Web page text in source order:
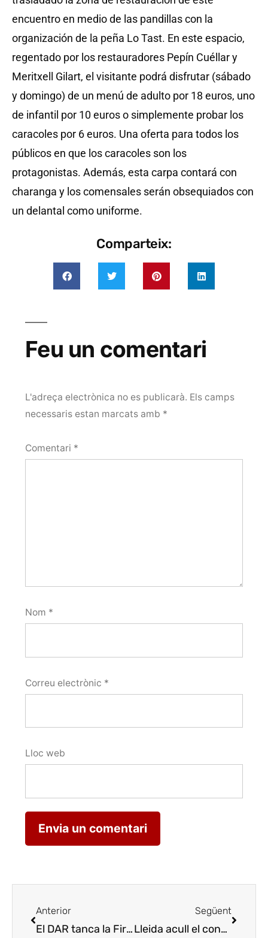
encuentro en medio de las pandillas con la
organización de la peña Lo Tast. En este espacio,
regentado por los restauradores Pepín Cuéllar y
Meritxell Gilart, el visitante podrá disfrutar (sábado
y domingo) de un menú de adulto por 18 euros, uno
de infantil por 10 euros o simplemente probar los
caracoles por 6 euros. Una oferta para todos los
públicos en que los caracoles son los
protagonistas. Además, esta carpa contará con
charanga y los comensales serán obsequiados con
un delantal como uniforme.
Comparteix:
Feu un comentari
L'adreça electrònica no es publicarà. Els camps
necessaris estan marcats amb *
Comentari *
Nom *
Correu electrònic *
Lloc web
Anterior
El DAR tanca la Fira de Balaguer amb un sopar d’aliments de qualitat
Següent
Lleida acull el concurs de joves cuiners i cambrers de Catalunya